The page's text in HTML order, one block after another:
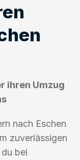
ihren Umzug
nach Eschen
zuverlässigen
bei